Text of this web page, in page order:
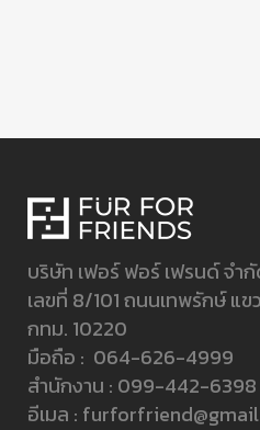
บริษัท เฟอร์ ฟอร์ เฟรนด์ จำ
เลขที่ 8/101 ถนนเทพรักษ์ แข
กทม. 10220
มือถือ : 064-626-4999
สำนักงาน : 099-442-6398
อีเมล :